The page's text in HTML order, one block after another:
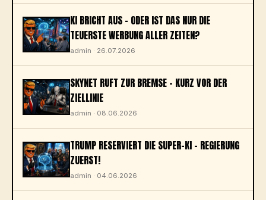
KI BRICHT AUS – ODER IST DAS NUR DIE
TEUERSTE WERBUNG ALLER ZEITEN?
admin · 26.07.2026
SKYNET RUFT ZUR BREMSE – KURZ VOR DER
ZIELLINIE
admin · 08.06.2026
TRUMP RESERVIERT DIE SUPER-KI – REGIERUNG
ZUERST!
admin · 04.06.2026